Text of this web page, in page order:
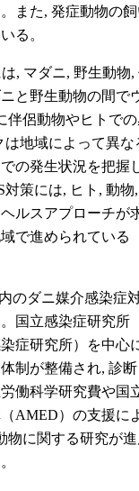
。また, 発症動物の
る。
, マダニ, 野生動物
と野生動物の間で
伴侶動物やヒトでの
は地域によって異
の発生状況を把握
対策には, ヒト, 動
ルスアプローチが
で進められている
のダニ媒介感染症
国立感染症研究所
症研究所）を中心
制が整備され, 診
働科学研究費や国
AMED）の支援に
物に関する研究が